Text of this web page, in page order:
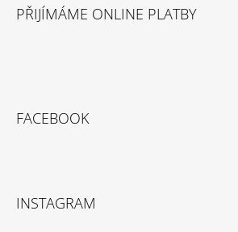
PŘIJÍMÁME ONLINE PLATBY
FACEBOOK
INSTAGRAM